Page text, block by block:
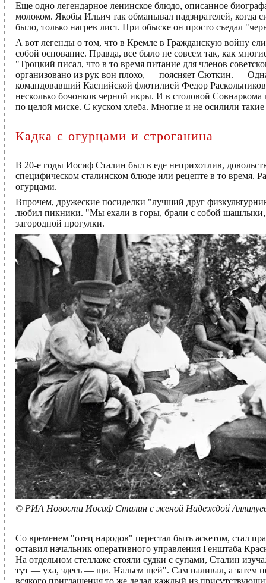
Еще одно легендарное ленинское блюдо, описанное
молоком. Якобы Ильич так обманывал надзирателей,
было, только нагрев лист. При обыске он просто съедал
А вот легенды о том, что в Кремле в Гражданскую войну
собой основание. Правда, все было не совсем так, как
"Троцкий писал, что в то время питание для членов
организовано из рук вон плохо, — поясняет Сюткин. —
командовавший Каспийской флотилией Федор
несколько бочонков черной икры. И в столовой
по целой миске. С куском хлеба. Многие и не осилили
Кадка с огурцами и строганина
В 20-е годы Иосиф Сталин был в еде неприхотлив,
специфическом сталинском блюде или рецепте в то время.
огурцами.
Впрочем, дружеские посиделки "лучший друг
любил пикники. "Мы ехали в горы, брали с собой
загородной прогулки.
© РИА Новости Иосиф Сталин с женой Надеждой
Со временем "отец народов" перестал быть аскетом, стал
оставил начальник оперативного управления Генштаба
На отдельном стеллаже стояли судки с супами, Сталин
тут — уха, здесь — щи. Нальем щей". Сам наливал, а затем
всякого приглашения то же делал каждый из